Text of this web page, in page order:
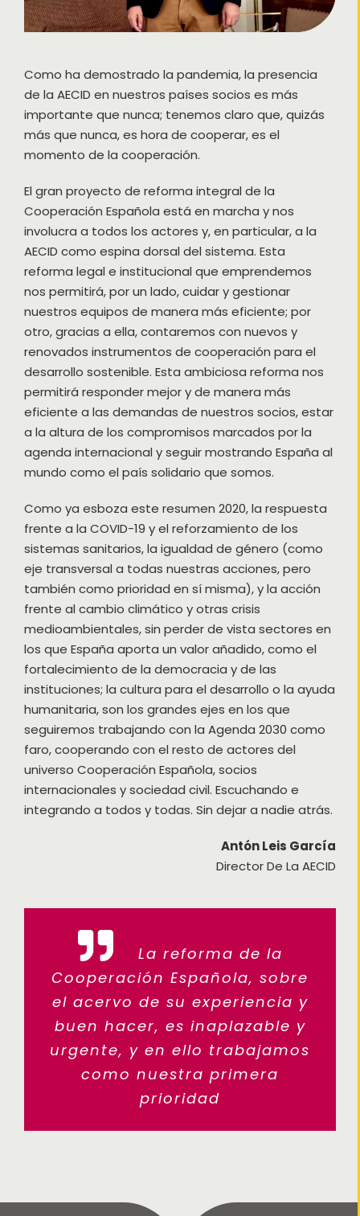
Como ha demostrado la pandemia, la presencia
de la AECID en nuestros países socios es más
importante que nunca; tenemos claro que, quizás
más que nunca, es hora de cooperar, es el
momento de la cooperación.
El gran proyecto de reforma integral de la
Cooperación Española está en marcha y nos
involucra a todos los actores y, en particular, a la
AECID como espina dorsal del sistema. Esta
reforma legal e institucional que emprendemos
nos permitirá, por un lado, cuidar y gestionar
nuestros equipos de manera más eficiente; por
otro, gracias a ella, contaremos con nuevos y
renovados instrumentos de cooperación para el
desarrollo sostenible. Esta ambiciosa reforma nos
permitirá responder mejor y de manera más
eficiente a las demandas de nuestros socios, estar
a la altura de los compromisos marcados por la
agenda internacional y seguir mostrando España al
mundo como el país solidario que somos.
Como ya esboza este resumen 2020, la respuesta
frente a la COVID-19 y el reforzamiento de los
sistemas sanitarios, la igualdad de género (como
eje transversal a todas nuestras acciones, pero
también como prioridad en sí misma), y la acción
frente al cambio climático y otras crisis
medioambientales, sin perder de vista sectores en
los que España aporta un valor añadido, como el
fortalecimiento de la democracia y de las
instituciones; la cultura para el desarrollo o la ayuda
humanitaria, son los grandes ejes en los que
seguiremos trabajando con la Agenda 2030 como
faro, cooperando con el resto de actores del
universo Cooperación Española, socios
internacionales y sociedad civil. Escuchando e
integrando a todos y todas. Sin dejar a nadie atrás.
Antón Leis García
Director De La AECID
La reforma de la
Cooperación Española, sobre
el acervo de su experiencia y
buen hacer, es inaplazable y
urgente, y en ello trabajamos
como nuestra primera
prioridad